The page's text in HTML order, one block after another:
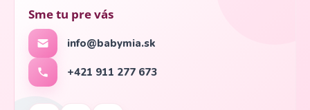
Sme tu pre vás
info@babymia.sk
+421 911 277 673